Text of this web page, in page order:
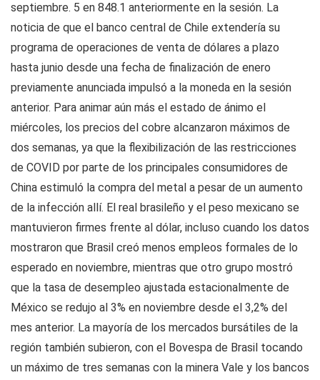
septiembre. 5 en 848.1 anteriormente en la sesión. La
noticia de que el banco central de Chile extendería su
programa de operaciones de venta de dólares a plazo
hasta junio desde una fecha de finalización de enero
previamente anunciada impulsó a la moneda en la sesión
anterior. Para animar aún más el estado de ánimo el
miércoles, los precios del cobre alcanzaron máximos de
dos semanas, ya que la flexibilización de las restricciones
de COVID por parte de los principales consumidores de
China estimuló la compra del metal a pesar de un aumento
de la infección allí. El real brasileño y el peso mexicano se
mantuvieron firmes frente al dólar, incluso cuando los datos
mostraron que Brasil creó menos empleos formales de lo
esperado en noviembre, mientras que otro grupo mostró
que la tasa de desempleo ajustada estacionalmente de
México se redujo al 3% en noviembre desde el 3,2% del
mes anterior. La mayoría de los mercados bursátiles de la
región también subieron, con el Bovespa de Brasil tocando
un máximo de tres semanas con la minera Vale y los bancos